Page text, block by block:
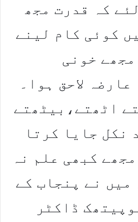
کہ قدرت مجھ
کوئی کام لینے
خونی
لاحق ہوا۔
اٹھتے،بیٹھتے
نکل جایا کرتا
کبھی علم نہ
میں نے پنجاب کے
ڈاکٹر